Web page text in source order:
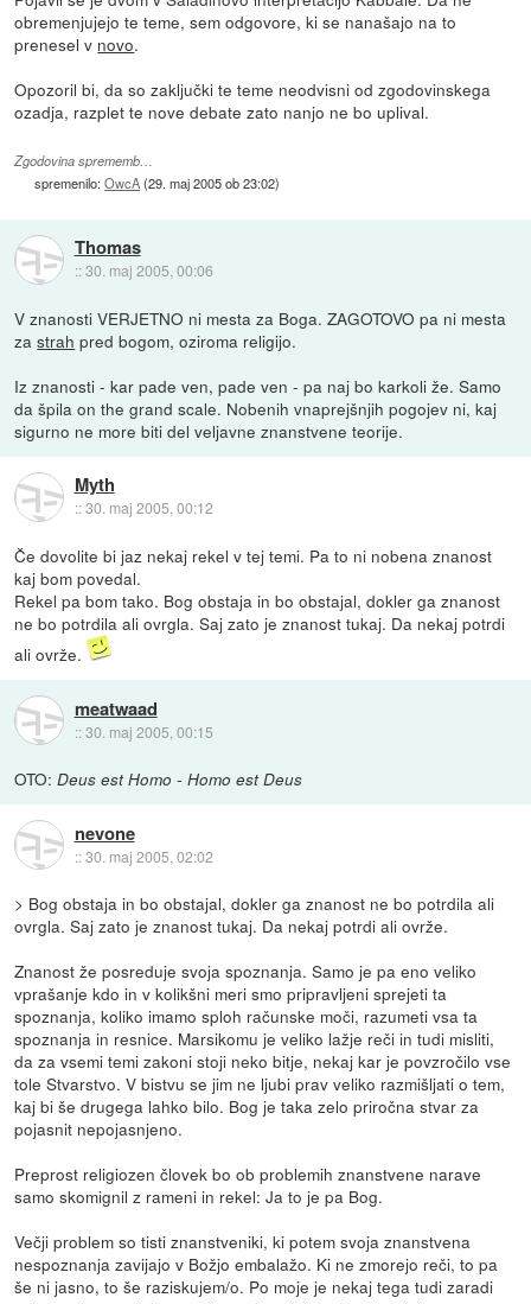
obremenjujejo te teme, sem odgovore, ki se nanašajo na to
prenesel v novo.
Opozoril bi, da so zaključki te teme neodvisni od zgodovinskega
ozadja, razplet te nove debate zato nanjo ne bo uplival.
Zgodovina sprememb…
spremenilo:OwcA(29. maj 2005 ob 23:02)
Thomas
::30. maj 2005, 00:06
V znanosti VERJETNO ni mesta za Boga. ZAGOTOVO pa ni mesta
zastrah pred bogom, oziroma religijo.
Iz znanosti - kar pade ven, pade ven - pa naj bo karkoli že. Samo
da špila on the grand scale. Nobenih vnaprejšnjih pogojev ni, kaj
sigurno ne more biti del veljavne znanstvene teorije.
Myth
::30. maj 2005, 00:12
Če dovolite bi jaz nekaj rekel v tej temi. Pa to ni nobena znanost
kaj bom povedal.
Rekel pa bom tako. Bog obstaja in bo obstajal, dokler ga znanost
ne bo potrdila ali ovrgla. Saj zato je znanost tukaj. Da nekaj potrdi
ali ovrže.
meatwaad
::30. maj 2005, 00:15
OTO:Deus est Homo - Homo est Deus
nevone
::30. maj 2005, 02:02
> Bog obstaja in bo obstajal, dokler ga znanost ne bo potrdila ali
ovrgla. Saj zato je znanost tukaj. Da nekaj potrdi ali ovrže.
Znanost že posreduje svoja spoznanja. Samo je pa eno veliko
vprašanje kdo in v kolikšni meri smo pripravljeni sprejeti ta
spoznanja, koliko imamo sploh računske moči, razumeti vsa ta
spoznanja in resnice. Marsikomu je veliko lažje reči in tudi misliti,
da za vsemi temi zakoni stoji neko bitje, nekaj kar je povzročilo vse
tole Stvarstvo. V bistvu se jim ne ljubi prav veliko razmišljati o tem,
kaj bi še drugega lahko bilo. Bog je taka zelo priročna stvar za
pojasnit nepojasnjeno.
Preprost religiozen človek bo ob problemih znanstvene narave
samo skomignil z rameni in rekel: Ja to je pa Bog.
Večji problem so tisti znanstveniki, ki potem svoja znanstvena
nespoznanja zavijajo v Božjo embalažo. Ki ne zmorejo reči, to pa
še ni jasno, to še raziskujem/o. Po moje je nekaj tega tudi zaradi